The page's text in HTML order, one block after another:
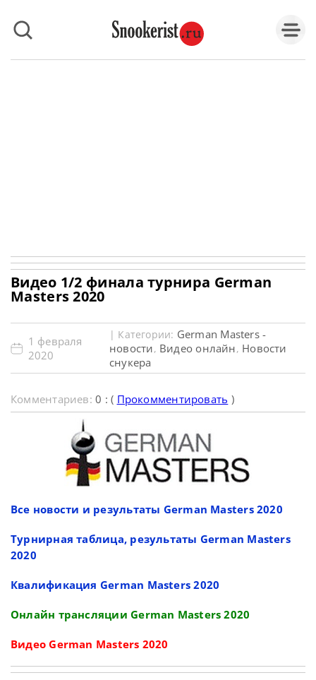
Видео 1/2 финала турнира German
Masters 2020
1 февраля
2020
| Категории: German Masters -
новости, Видео онлайн, Новости
снукера
Комментариев:0 : ( Прокомментировать )
Все новости и результаты German Masters 2020
Турнирная таблица, результаты German Masters
2020
Квалификация German Masters 2020
Онлайн трансляции German Masters 2020
Видео German Masters 2020